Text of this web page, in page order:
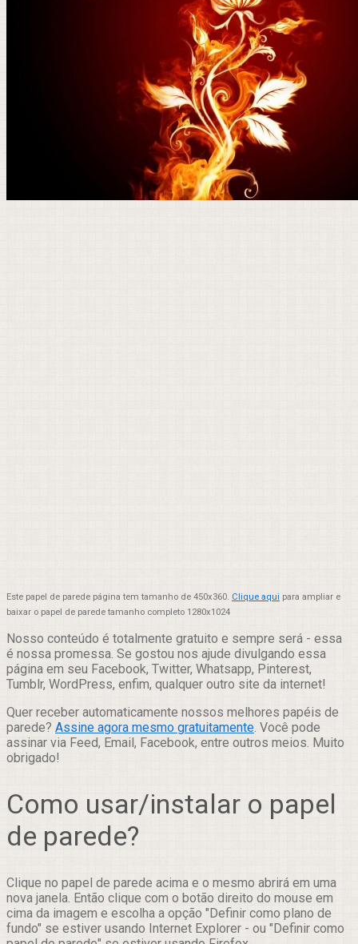
Este papel de parede página tem tamanho de 450x360. Clique aqui para ampliar e
baixar o papel de parede tamanho completo 1280x1024
Nosso conteúdo é totalmente gratuito e sempre será - essa
é nossa promessa. Se gostou nos ajude divulgando essa
página em seu Facebook, Twitter, Whatsapp, Pinterest,
Tumblr, WordPress, enfim, qualquer outro site da internet!
Quer receber automaticamente nossos melhores papéis de
parede? Assine agora mesmo gratuitamente. Você pode
assinar via Feed, Email, Facebook, entre outros meios. Muito
obrigado!
Como usar/instalar o papel
de parede?
Clique no papel de parede acima e o mesmo abrirá em uma
nova janela. Então clique com o botão direito do mouse em
cima da imagem e escolha a opção "Definir como plano de
fundo" se estiver usando Internet Explorer - ou "Definir como